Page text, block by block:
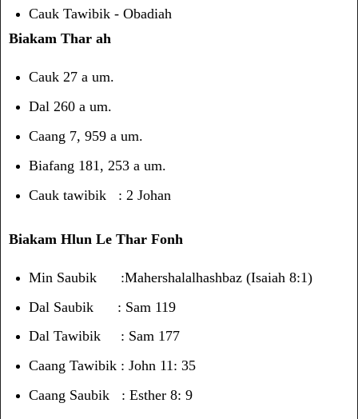
Cauk Tawibik - Obadiah
Biakam Thar ah
Cauk 27 a um.
Dal 260 a um.
Caang 7, 959 a um.
Biafang 181, 253 a um.
Cauk tawibik : 2 Johan
Biakam Hlun Le Thar Fonh
Min Saubik :Mahershalalhashbaz (Isaiah 8:1)
Dal Saubik : Sam 119
Dal Tawibik : Sam 177
Caang Tawibik : John 11: 35
Caang Saubik : Esther 8: 9